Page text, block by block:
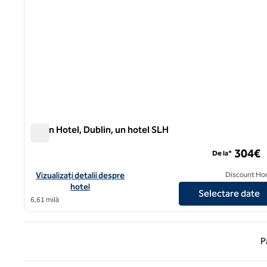
Dylan Hotel, Dublin, un hotel SLH
Vizualizați detaliile hotelului pentru Dylan Hotel, Dublin, un hotel
Vizualizați detalii despre
hotel
6,61 milă
De la* 304€
Discount
Selectare date